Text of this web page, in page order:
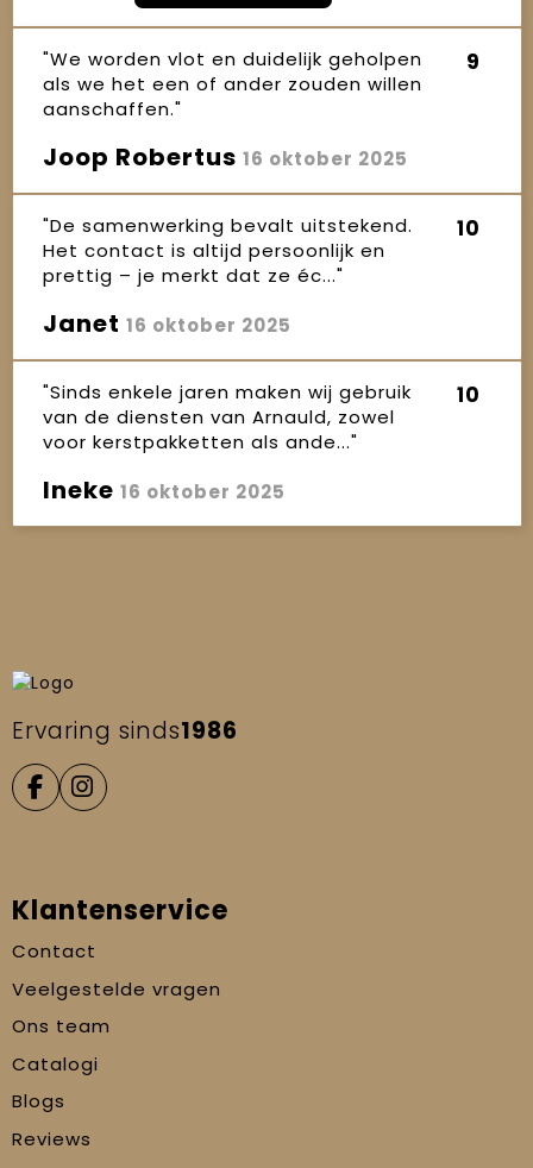
"We worden vlot en duidelijk geholpen
als we het een of ander zouden willen
aanschaffen."
9
Joop Robertus 16 oktober 2025
"De samenwerking bevalt uitstekend.
Het contact is altijd persoonlijk en
prettig – je merkt dat ze éc..."
10
Janet 16 oktober 2025
"Sinds enkele jaren maken wij gebruik
van de diensten van Arnauld, zowel
voor kerstpakketten als ande..."
10
Ineke 16 oktober 2025
Ervaring sinds1986
Klantenservice
Contact
Veelgestelde vragen
Ons team
Catalogi
Blogs
Reviews